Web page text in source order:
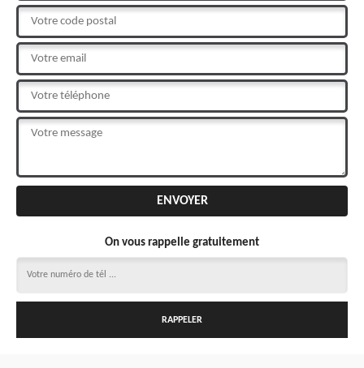
On vous rappelle gratuitement